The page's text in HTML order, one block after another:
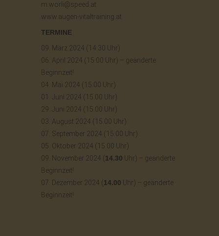
m.worli@speed.at
www.augen-vitaltraining.at
TERMINE
09. März 2024 (14.30 Uhr)
06. April 2024 (15.00 Uhr) – geänderte
Beginnzeit!
04. Mai 2024 (15.00 Uhr)
01. Juni 2024 (15.00 Uhr)
29. Juni 2024 (15.00 Uhr)
03. August 2024 (15.00 Uhr)
07. September 2024 (15.00 Uhr)
05. Oktober 2024 (15.00 Uhr)
09. November 2024 (14.30 Uhr) – geänderte
Beginnzeit!
07. Dezember 2024 (14.00 Uhr) – geänderte
Beginnzeit!